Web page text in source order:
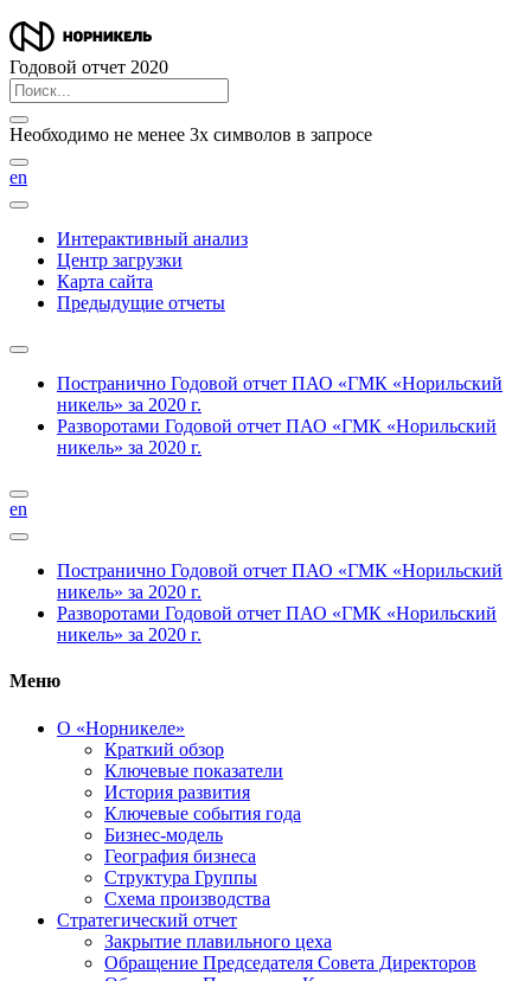
Годовой отчет 2020
Необходимо не менее 3х символов в запросе
en
Интерактивный анализ
Центр загрузки
Карта сайта
Предыдущие отчеты
Постранично Годовой отчет ПАО «ГМК «Норильский
никель» за 2020 г.
Разворотами Годовой отчет ПАО «ГМК «Норильский
никель» за 2020 г.
en
Постранично Годовой отчет ПАО «ГМК «Норильский
никель» за 2020 г.
Разворотами Годовой отчет ПАО «ГМК «Норильский
никель» за 2020 г.
Меню
О «Норникеле»
Краткий обзор
Ключевые показатели
История развития
Ключевые события года
Бизнес-модель
География бизнеса
Структура Группы
Схема производства
Стратегический отчет
Закрытие плавильного цеха
Обращение Председателя Совета Директоров